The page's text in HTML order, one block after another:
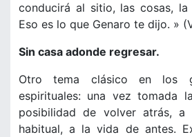
conducirá al sitio, las cosas, la
Eso es lo que Genaro te dijo. »
Sin casa adonde regresar.
Otro tema clásico en los
espirituales: una vez tomada
posibilidad de volver atrás,
habitual, a la vida de antes.